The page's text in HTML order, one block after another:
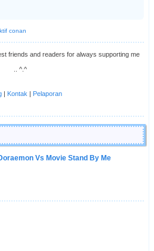
conan
friends and readers for always supporting me
.. ^.^
| Kontak | Pelaporan
Vs Movie Stand By Me